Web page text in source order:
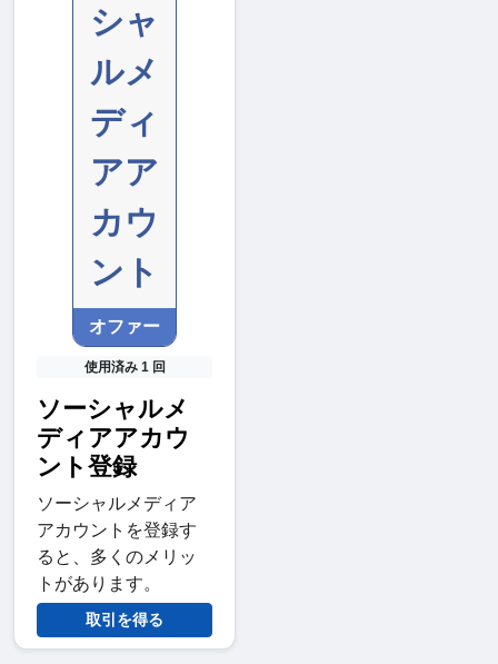
シャ
ルメ
ディ
アア
カウ
ント
オファー
使用済み 1 回
ソーシャルメ
ディアアカウ
ント登録
ソーシャルメディア
アカウントを登録す
ると、多くのメリッ
トがあります。
取引を得る